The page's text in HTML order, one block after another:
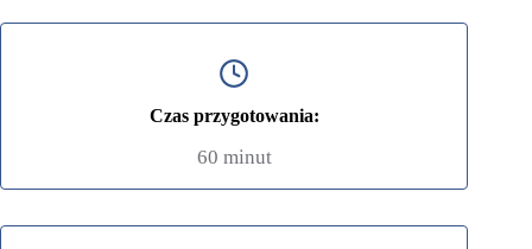
Czas przygotowania:
60 minut